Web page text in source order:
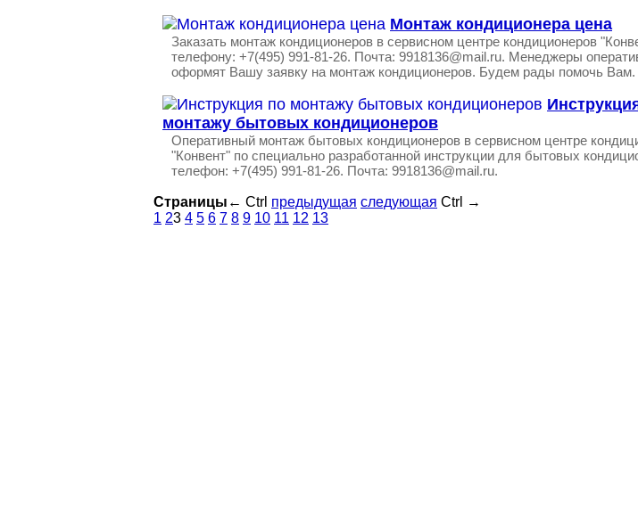
Монтаж кондиционера цена
Заказать монтаж кондиционеров в сервисном центре кондиционеров
телефону: +7(495) 991-81-26. Почта: 9918136@mail.ru. Менеджеры
оформят Вашу заявку на монтаж кондиционеров. Будем рады помочь Вам.
монтажу бытовых кондиционеров
Оперативный монтаж бытовых кондиционеров в сервисном центре
"Конвент" по специально разработанной инструкции для бытовых
телефон: +7(495) 991-81-26. Почта: 9918136@mail.ru.
Страницы ← Ctrl предыдущая следующая Ctrl
→
1 23 4 5 6 7 8 9 10 11 12 13